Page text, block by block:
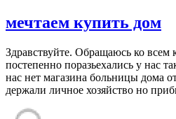
мечтаем купить дом
Здравствуйте. Обращаюсь ко всем
постепенно поразьехались у нас
нас нет магазина больницы дома
держали личное хозяйство но